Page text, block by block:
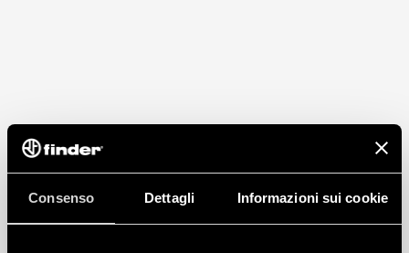
Consenso Dettagli Informazioni sui cookie